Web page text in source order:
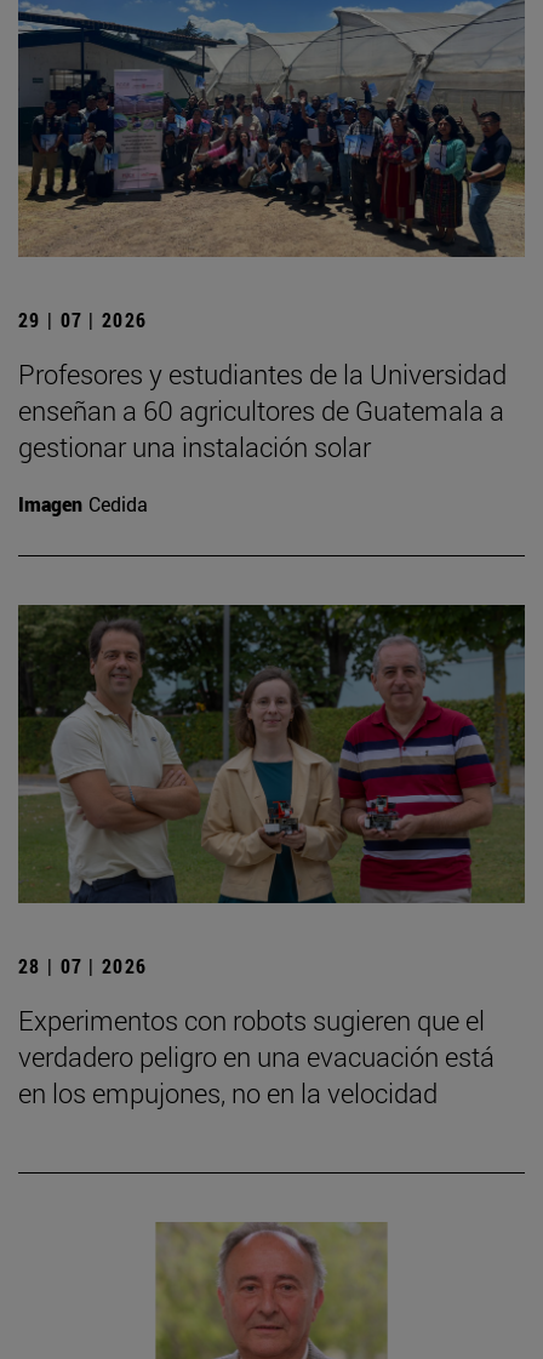
29 | 07 | 2026
Profesores y estudiantes de la Universidad
enseñan a 60 agricultores de Guatemala a
gestionar una instalación solar
Imagen Cedida
28 | 07 | 2026
Experimentos con robots sugieren que el
verdadero peligro en una evacuación está
en los empujones, no en la velocidad